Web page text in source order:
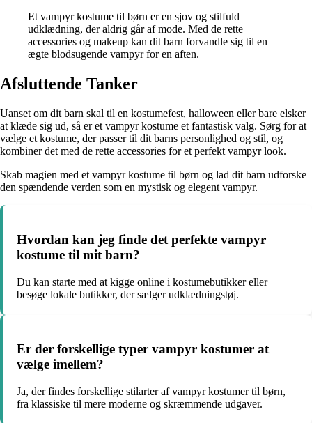
Et vampyr kostume til børn er en sjov og stilfuld
udklædning, der aldrig går af mode. Med de rette
accessories og makeup kan dit barn forvandle sig til en
ægte blodsugende vampyr for en aften.
Afsluttende Tanker
Uanset om dit barn skal til en kostumefest, halloween eller bare elsker
at klæde sig ud, så er et vampyr kostume et fantastisk valg. Sørg for at
vælge et kostume, der passer til dit barns personlighed og stil, og
kombiner det med de rette accessories for et perfekt vampyr look.
Skab magien med et vampyr kostume til børn og lad dit barn udforske
den spændende verden som en mystisk og elegent vampyr.
Hvordan kan jeg finde det perfekte vampyr
kostume til mit barn?
Du kan starte med at kigge online i kostumebutikker eller
besøge lokale butikker, der sælger udklædningstøj.
Er der forskellige typer vampyr kostumer at
vælge imellem?
Ja, der findes forskellige stilarter af vampyr kostumer til børn,
fra klassiske til mere moderne og skræmmende udgaver.